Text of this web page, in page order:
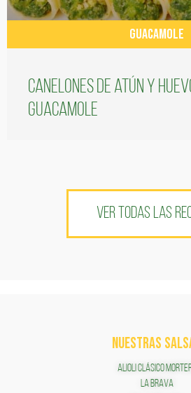
GUACAMOLE
Canelones de atún y
guacamole
VER TODAS LAS
NUESTRAS
ALIOLI CLÁSICO
LA BRAVA